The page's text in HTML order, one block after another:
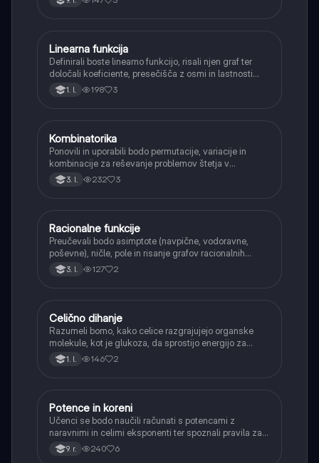
Matematika
Linearna funkcija
Definirali boste linearno funkcijo, risali njen graf ter
določali koeficiente, presečišča z osmi in lastnosti
(naraščanje/padanje).
1. l. 198 3
Matematika
Kombinatorika
Ponovili in uporabili bodo permutacije, variacije in
kombinacije za reševanje problemov štetja v
verjetnosti.
3. l. 232 3
Matematika
Racionalne funkcije
Preučevali bodo asimptote (navpične, vodoravne,
poševne), ničle, pole in risanje grafov racionalnih
funkcij.
3. l. 127 2
Biologija
Celično dihanje
Razumeli bomo, kako celice razgrajujejo organske
molekule, kot je glukoza, da sprostijo energijo za
svoje delovanje.
1. l. 146 2
Matematika
Potence in koreni
Učenci se bodo naučili računati s potencami z
naravnimi in celimi eksponenti ter spoznali pravila za
računanje z njimi. Obravnavali bodo kvadratne in
kubične korene ter delno korenjenje in racionalizacijo
9. r. 240 6